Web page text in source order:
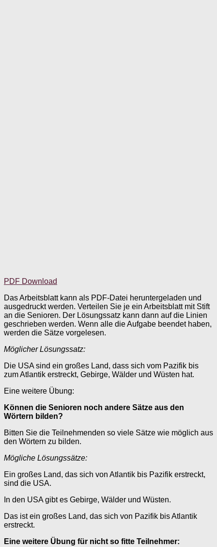
PDF Download
Das Arbeitsblatt kann als PDF-Datei heruntergeladen und
ausgedruckt werden. Verteilen Sie je ein Arbeitsblatt mit Stift
an die Senioren. Der Lösungssatz kann dann auf die Linien
geschrieben werden. Wenn alle die Aufgabe beendet haben,
werden die Sätze vorgelesen.
Möglicher Lösungssatz:
Die USA sind ein großes Land, dass sich vom Pazifik bis
zum Atlantik erstreckt, Gebirge, Wälder und Wüsten hat.
Eine weitere Übung:
Können die Senioren noch andere Sätze aus den
Wörtern bilden?
Bitten Sie die Teilnehmenden so viele Sätze wie möglich aus
den Wörtern zu bilden.
Mögliche Lösungssätze:
Ein großes Land, das sich von Atlantik bis Pazifik erstreckt,
sind die USA.
In den USA gibt es Gebirge, Wälder und Wüsten.
Das ist ein großes Land, das sich von Pazifik bis Atlantik
erstreckt.
Eine weitere Übung für nicht so fitte Teilnehmer: